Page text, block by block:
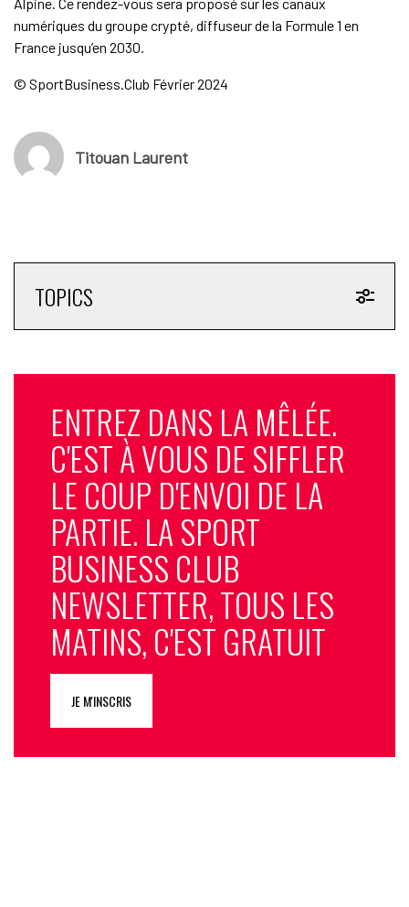
numériques du groupe crypté, diffuseur de la Formule 1 en
France jusqu’en 2030.
© SportBusiness.Club Février 2024
Titouan Laurent
TOPICS
ENTREZ DANS LA MÊLÉE.
C'EST À VOUS DE SIFFLER
LE COUP D'ENVOI DE LA
PARTIE. LA SPORT
BUSINESS CLUB
NEWSLETTER, TOUS LES
MATINS, C'EST GRATUIT
JE M'INSCRIS